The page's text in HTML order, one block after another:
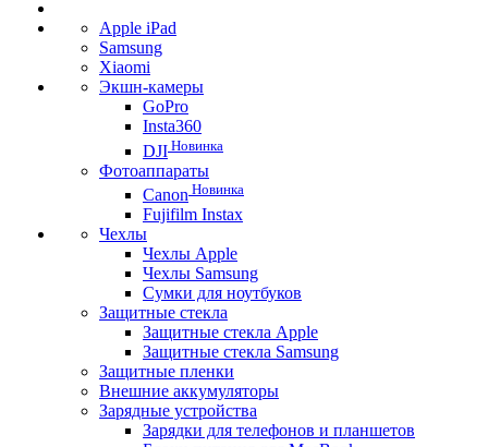
Apple iPad
Samsung
Xiaomi
Экшн-камеры
GoPro
Insta360
DJI Новинка
Фотоаппараты
Canon Новинка
Fujifilm Instax
Чехлы
Чехлы Apple
Чехлы Samsung
Сумки для ноутбуков
Защитные стекла
Защитные стекла Apple
Защитные стекла Samsung
Защитные пленки
Внешние аккумуляторы
Зарядные устройства
Зарядки для телефонов и планшетов